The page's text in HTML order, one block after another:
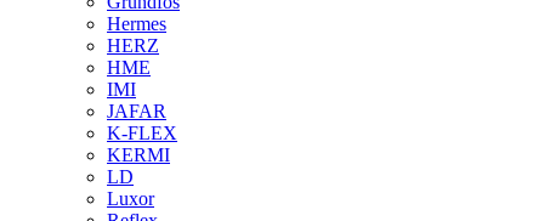
Hermes
HERZ
HME
IMI
JAFAR
K-FLEX
KERMI
LD
Luxor